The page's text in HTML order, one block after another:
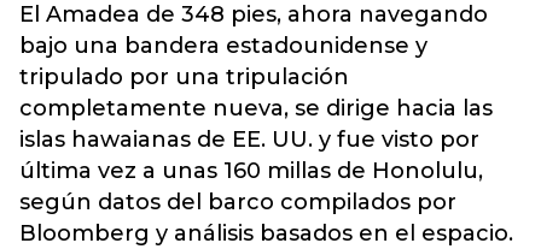
El Amadea de 348 pies, ahora navegando
bajo una bandera estadounidense y
tripulado por una tripulación
completamente nueva, se dirige hacia las
islas hawaianas de EE. UU. y fue visto por
última vez a unas 160 millas de Honolulu,
según datos del barco compilados por
Bloomberg y análisis basados ​​en el espacio.